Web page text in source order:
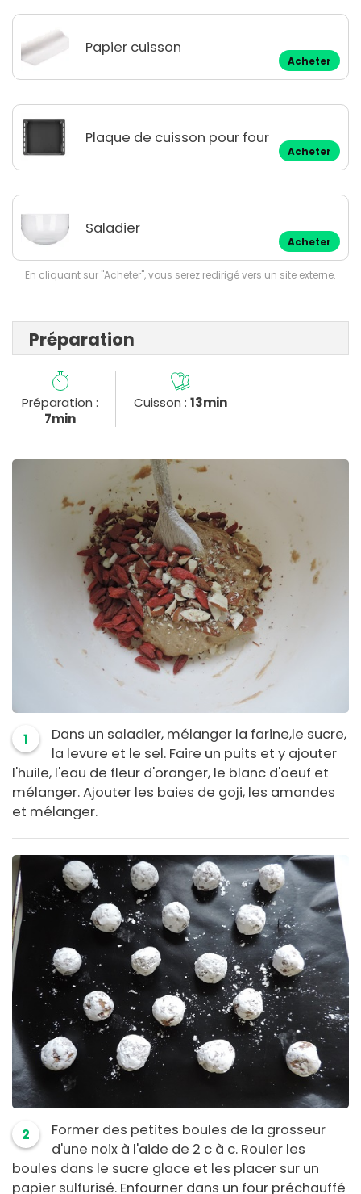
Papier cuisson
Acheter
Plaque de cuisson pour four
Acheter
Saladier
Acheter
En cliquant sur "Acheter", vous serez redirigé vers un site externe.
Préparation
Préparation :
7min
Cuisson : 13min
1
Dans un saladier, mélanger la farine,le sucre,
la levure et le sel. Faire un puits et y ajouter
l'huile, l'eau de fleur d'oranger, le blanc d'oeuf et
mélanger. Ajouter les baies de goji, les amandes
et mélanger.
2
Former des petites boules de la grosseur
d'une noix à l'aide de 2 c à c. Rouler les
boules dans le sucre glace et les placer sur un
papier sulfurisé. Enfourner dans un four préchauffé